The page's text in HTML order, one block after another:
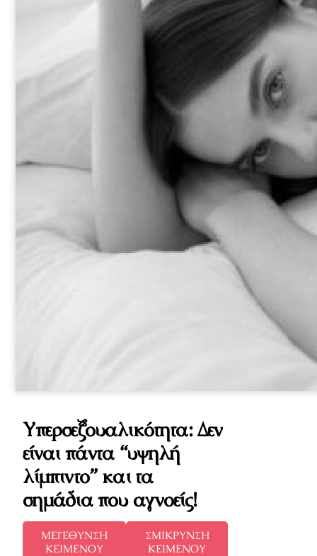
Υπερσεξουαλικότητα: Δεν
είναι πάντα “υψηλή
λίμπιντο” και τα
σημάδια που αγνοείς!
ΜΕΓΕΘΥΝΣΗ
ΚΕΙΜΕΝΟΥ
ΣΜΙΚΡΥΝΣΗ
ΚΕΙΜΕΝΟΥ